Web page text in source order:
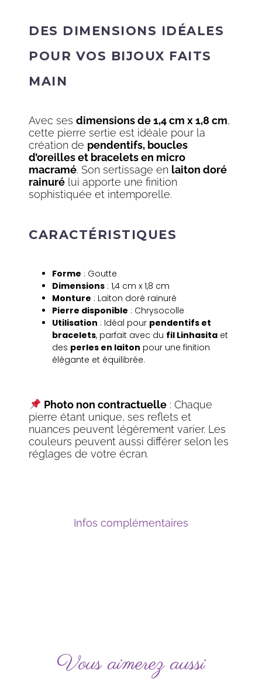
Infos complémentaires
DES DIMENSIONS IDÉALES
POUR VOS BIJOUX FAITS
MAIN
Avec sesdimensions de 1,4 cm x 1,8 cm,
cette pierre sertie est idéale pour la
création de pendentifs, boucles
d’oreilles et bracelets en micro
macramé. Son sertissage en laiton doré
rainuré lui apporte une finition
sophistiquée et intemporelle.
CARACTÉRISTIQUES
Forme : Goutte
Dimensions : 1,4 cm x 1,8 cm
Monture : Laiton doré rainuré
Pierre disponible : Chrysocolle
Utilisation : Idéal pour pendentifs et
bracelets, parfait avec du fil Linhasita et
des perles en laiton pour une finition
élégante et équilibrée.
Photo non contractuelle: Chaque
pierre étant unique, ses reflets et
nuances peuvent légèrement varier. Les
couleurs peuvent aussi différer selon les
réglages de votre écran.
Vous aimerez aussi